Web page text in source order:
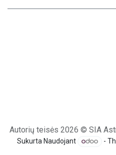
Autorių teisės 2026 © SIA
Sukurta Naudojant -